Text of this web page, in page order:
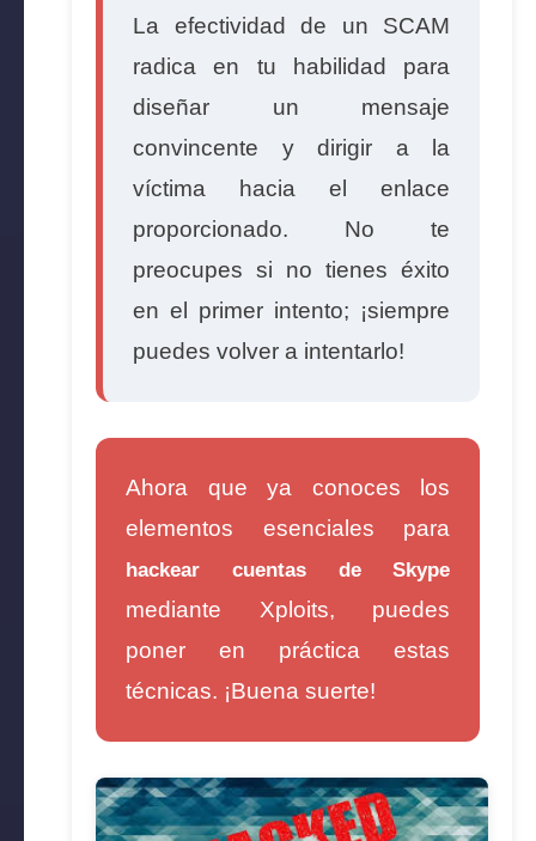
La efectividad de un SCAM
radica en tu habilidad para
diseñar un mensaje
convincente y dirigir a la
víctima hacia el enlace
proporcionado. No te
preocupes si no tienes éxito
en el primer intento; ¡siempre
puedes volver a intentarlo!
Ahora que ya conoces los
elementos esenciales para
hackear cuentas de Skype
mediante Xploits, puedes
poner en práctica estas
técnicas. ¡Buena suerte!